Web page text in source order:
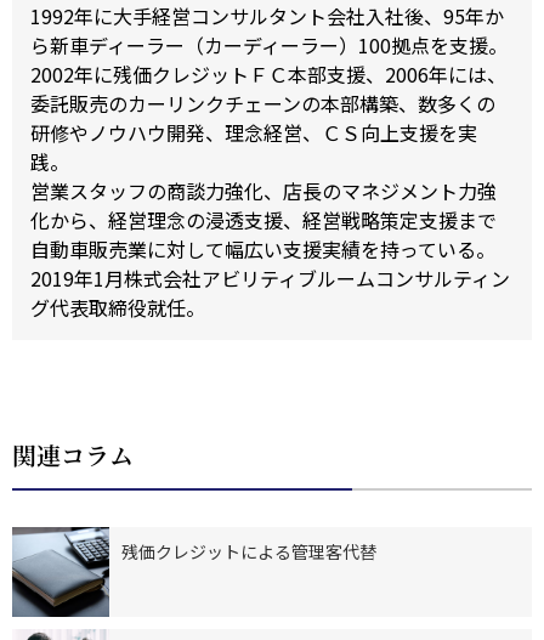
1992年に大手経営コンサルタント会社入社後、 95年か
ら新車ディーラー（カーディーラー） 100拠点を支援。
2002年に残価クレジットＦＣ本部支援、 2006年には、
委託販売のカーリンクチェーンの本部構築、数多くの
研修やノウハウ開発、理念経営、ＣＳ向上支援を実
践。
営業スタッフの商談力強化、店長のマネジメント力強
化から、経営理念の浸透支援、経営戦略策定支援まで
自動車販売業に対して幅広い支援実績を持っている。
2019年1月株式会社アビリティブルームコンサルティン
グ代表取締役就任。
関連コラム
残価クレジットによる管理客代替